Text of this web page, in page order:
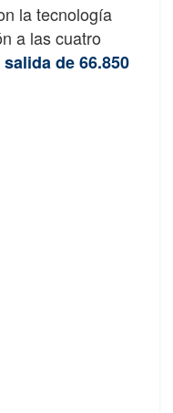
la tecnología
a las cuatro
de 66.850